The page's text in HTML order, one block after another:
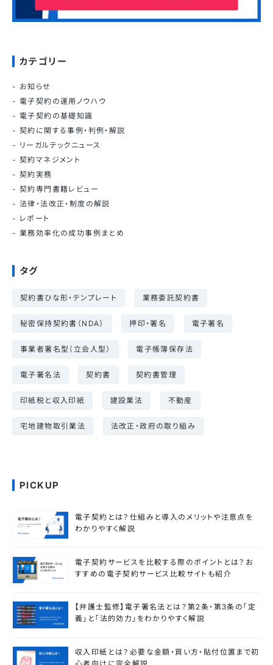
カテゴリー
お知らせ
電子契約の運用ノウハウ
電子契約の基礎知識
契約に関する事例・判例・解説
リーガルテックニュース
契約マネジメント
契約実務
契約専門書籍レビュー
法律・法改正・制度の解説
レポート
業務効率化の成功事例まとめ
タグ
契約書ひな形・テンプレート 業務委託契約書
秘密保持契約書（NDA） 押印・署名 電子署名
事業者署名型（立会人型） 電子帳簿保存法
電子署名法 契約書 契約書管理
印紙税と収入印紙 建設業法 不動産
宅地建物取引業法 法改正・政府の取り組み
PICKUP
電子契約とは？仕組みと導入のメリットや注意点を
わかりやすく解説
電子契約サービスを比較する際のポイントとは？お
すすめの電子契約サービス比較サイトも紹介
【弁護士監修】電子署名法とは？第2条・第3条の「定
義」と「法的効力」をわかりやすく解説
収入印紙とは？必要な金額・買い方・貼付位置まで初